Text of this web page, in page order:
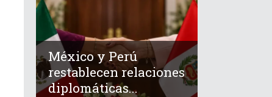
México y Perú
restablecen relaciones
diplomáticas...